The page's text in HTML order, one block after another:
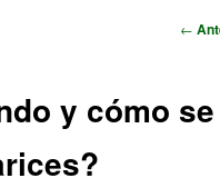
←
y cómo